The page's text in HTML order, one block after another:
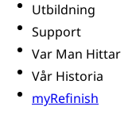
Utbildning
Support
Var Man Hittar
Vår Historia
myRefinish